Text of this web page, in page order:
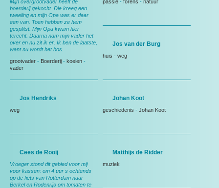
Mijn overgrootvader heeft de
boerderij gekocht. Die kreeg een
tweeling en mijn Opa was er daar
een van. Toen hebben ze hem
gesplitst. Mijn Opa kwam hier
terecht. Daarna nam mijn vader het
over en nu zit ik er. Ik ben de laatste,
want nu wordt het bos.
grootvader - Boerderij - koeien -
vader
passie - forens - natuur
Jos van der Burg
huis - weg
Jos Hendriks
weg
Johan Koot
geschiedenis - Johan Koot
Cees de Rooij
Vroeger stond dit gebied voor mij
voor kassen: om 4 uur s ochtends
op de fiets van Rotterdam naar
Berkel en Rodenrijs om tomaten te
Matthijs de Ridder
muziek